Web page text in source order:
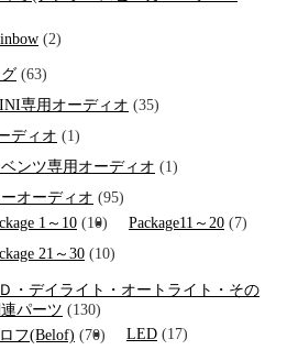
(2)
(63)
専用オーディオ (35)
ディオ (1)
ンツ専用オーディオ (1)
オーディオ (95)
1～10 (10) Package11～20 (7)
21～30 (10)
・デイライト・オートライト・その
パーツ (130)
フ(Belof) (70) LED (17)